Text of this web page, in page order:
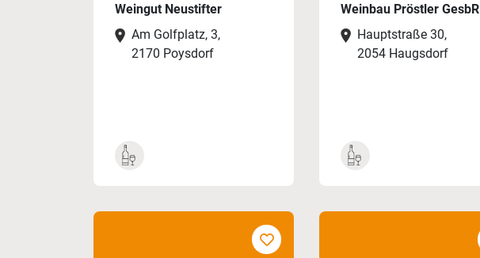
Weingut Neustifter
Am Golfplatz, 3,
2170 Poysdorf
Weinbau Pröstler GesbR
Hauptstraße 30,
2054 Haugsdorf